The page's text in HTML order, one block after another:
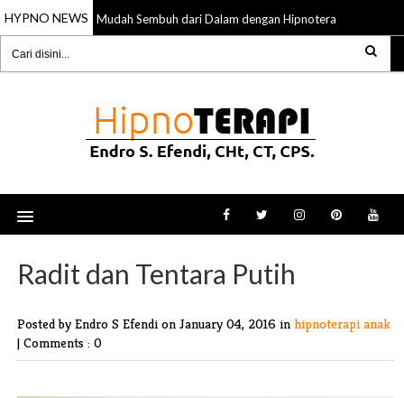
HYPNO NEWS
Oct 2025 Lebih Mudah Sembuh dari Dalam dengan Hipnoterapi
Radit dan Tentara Putih
Posted by Endro S Efendi on January 04, 2016 in hipnoterapi anak
| Comments : 0